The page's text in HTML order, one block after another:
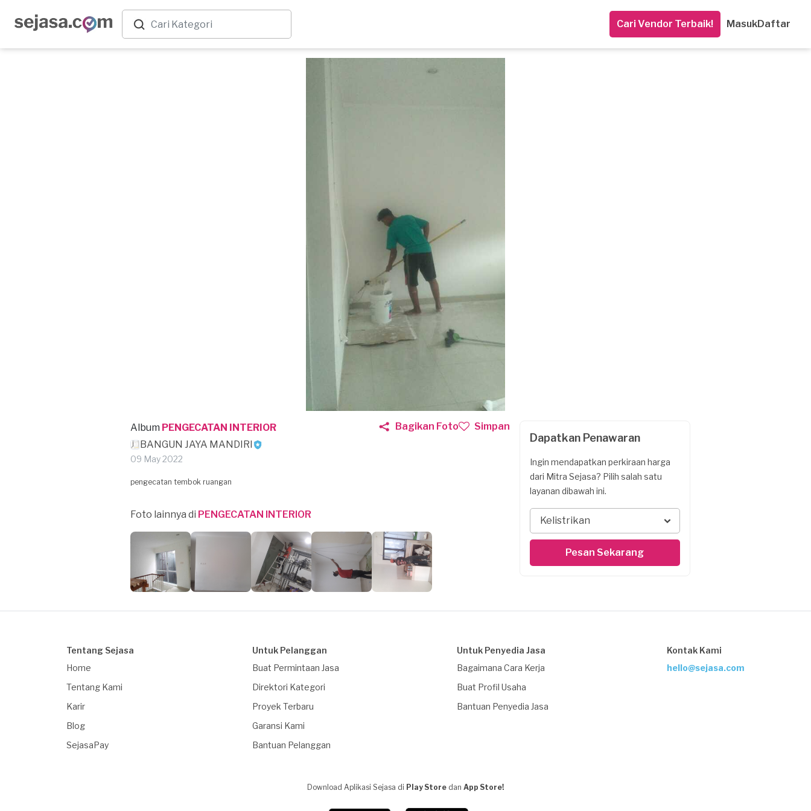
Cari Vendor Terbaik! MasukDaftar
Album PENGECATAN INTERIOR
BANGUN JAYA MANDIRI
09 May 2022
Bagikan Foto Simpan
pengecatan tembok ruangan
Foto lainnya di PENGECATAN INTERIOR
Dapatkan Penawaran
Ingin mendapatkan perkiraan harga
dari Mitra Sejasa? Pilih salah satu
layanan dibawah ini.
Kelistrikan
Pesan Sekarang
Tentang Sejasa
Home
Tentang Kami
Karir
Blog
SejasaPay
Untuk Pelanggan
Buat Permintaan Jasa
Direktori Kategori
Proyek Terbaru
Garansi Kami
Bantuan Pelanggan
Untuk Penyedia Jasa
Bagaimana Cara Kerja
Buat Profil Usaha
Bantuan Penyedia Jasa
Kontak Kami
hello@sejasa.com
Download Aplikasi Sejasa di Play Store dan App Store!